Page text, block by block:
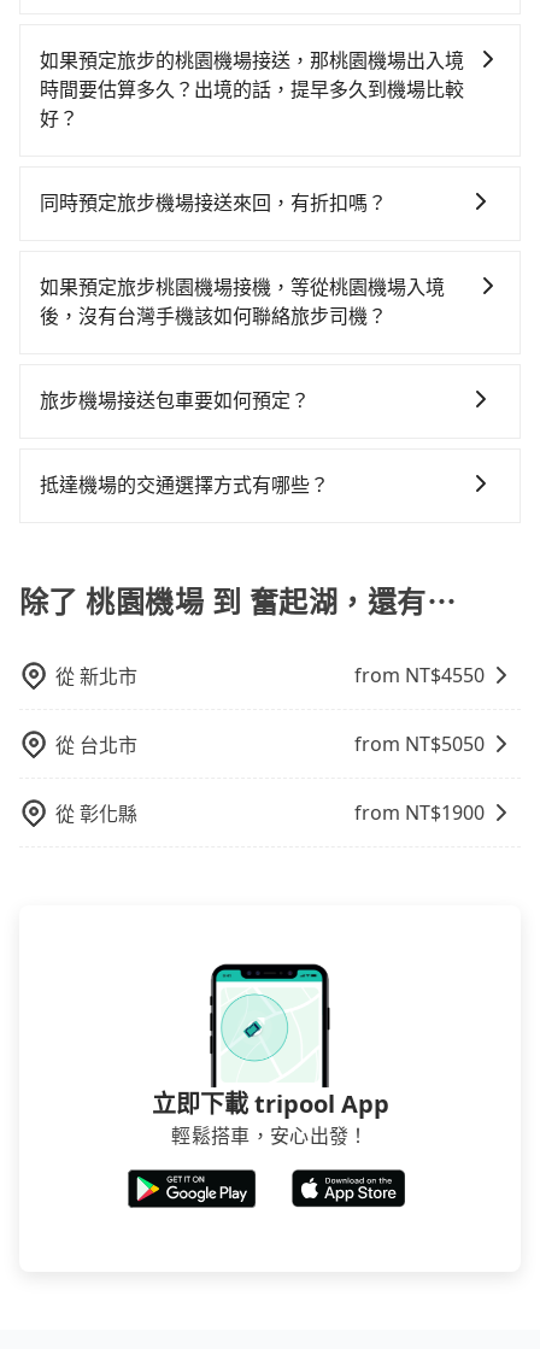
5分鐘出站、等待車站前排班的計程車，搭上小黃後約花
45分鐘、車費900元後，抵達奮起湖 (嘉義縣竹崎鄉) 的
目的地。全程加上轉車時間共2小時34分鐘，假設5位同
元，費時2小時42分鐘。長距離移動確實搭乘高鐵可以比
划算的。如果你是三人以下要乘車，也可參考tripool的
拼車共乘服務，最多可再節省50%的交通費用。
$115~205承租小轎車，每公里再額外加收$3.2，從桃園
機場到奮起湖的花費預估為$3,000~3,700（金額差異來
自於平假日、車款差異、抵達目的地後多久原路返
者，和運的iRent只提供最基本的車型，如Toyota
擇，而且無人租車最令人詬病的就是車況，打開車門才
發現仍有上一組乘客遺留的垃圾或者撞凹的車門仍未被
還，又或者要還車時卻偏偏找不到停車位，對於急著用
域的限制，實際可停靠的地點與你的上下車地點仍有段
灣大車隊、Uber、Line Taxi、Yoxi等，如果在路邊攔不
到車，也可考慮打電話至桃園機場附近的計程車隊，如
菓林計程車、游輝益自營計程車、大園多元化計程車聯
但如果要考慮到回程，嘉義縣僅有合法計程車約330輛，
可能較為便宜，但當你們人數超過四位時，叫兩輛計程
車的費用就貴了，改預約一輛tripool的九人座廂型車最
如果預定旅步的桃園機場接送，那桃園機場出入境
時間要估算多久？出境的話，提早多久到機場比較
好？
班入境，約需1-1.5小時通關。
同時預定旅步機場接送來回，有折扣嗎？
同時，勾選「 預定來回，價錢更優惠」選項，系統會在
您完成去程訂單的同時，寄送95折的優惠碼到您的信
如果預定旅步桃園機場接機，等從桃園機場入境
後，沒有台灣手機該如何聯絡旅步司機？
抵達桃園機場出關後，可以使用機場提供的免費Wi-Fi上
的國際漫遊電話費。
旅步機場接送包車要如何預定？
或APP進行預定。 步驟如下： 1.輸入上車和下車地點。
抵達機場的交通選擇方式有哪些？
軌系統，這是一種快捷和經濟實惠的交通方式。 2. 公車/
客運：公車或客運是到達機場的另一種經濟實惠的交通
選擇，但對於携帶大量行李或急需前往機場的乘客來
供從市中心或其他地區到機場的固定價格，可以預先知
道價格，避免爭議。 4. 預約機場接送：可以提前預訂服
務，安排接送。價格會因路線而有所不同。 5. 高鐵：搭
乘高鐵是最快速的選擇，但並非每個縣市都有高鐵站，
並根據自己的需要選擇最方便和經濟實惠的交通方式。
除了 桃園機場 到 奮起湖，還有⋯
從新北市 from NT$4550
從 台北市 from NT$5050
從彰化縣 from NT$1900
立即下載 tripool App
輕鬆搭車，安心出發！